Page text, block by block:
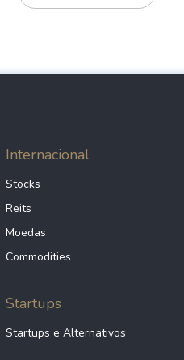
Internacional
Stocks
Reits
Moedas
Commodities
Startups
Startups e Alternativos